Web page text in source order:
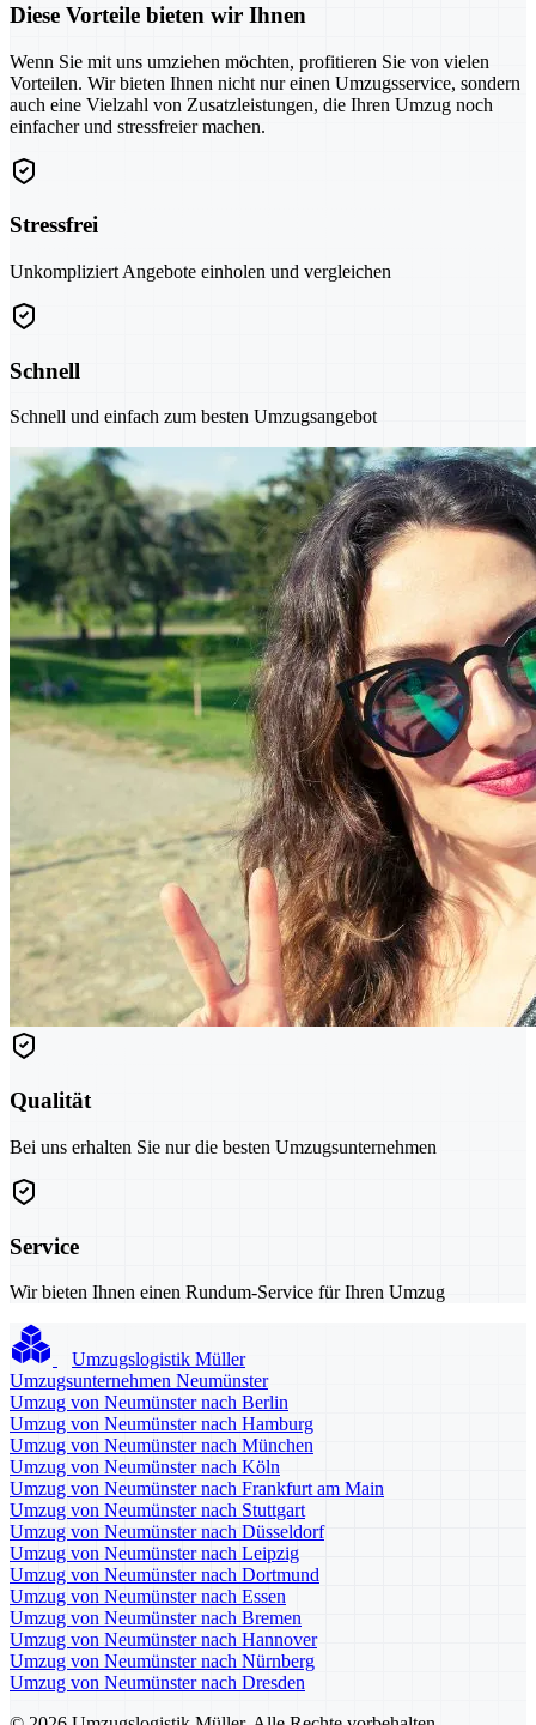
Diese Vorteile bieten wir Ihnen
Wenn Sie mit uns umziehen möchten, profitieren Sie von vielen
Vorteilen. Wir bieten Ihnen nicht nur einen Umzugsservice, sondern
auch eine Vielzahl von Zusatzleistungen, die Ihren Umzug noch
einfacher und stressfreier machen.
Stressfrei
Unkompliziert Angebote einholen und vergleichen
Schnell
Schnell und einfach zum besten Umzugsangebot
Qualität
Bei uns erhalten Sie nur die besten Umzugsunternehmen
Service
Wir bieten Ihnen einen Rundum-Service für Ihren Umzug
Umzugslogistik Müller
Umzugsunternehmen Neumünster
Umzug von Neumünster nach Berlin
Umzug von Neumünster nach Hamburg
Umzug von Neumünster nach München
Umzug von Neumünster nach Köln
Umzug von Neumünster nach Frankfurt am Main
Umzug von Neumünster nach Stuttgart
Umzug von Neumünster nach Düsseldorf
Umzug von Neumünster nach Leipzig
Umzug von Neumünster nach Dortmund
Umzug von Neumünster nach Essen
Umzug von Neumünster nach Bremen
Umzug von Neumünster nach Hannover
Umzug von Neumünster nach Nürnberg
Umzug von Neumünster nach Dresden